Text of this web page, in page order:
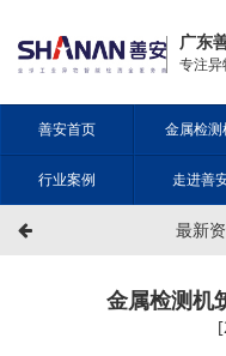
广东
专注
善安首页 金属检测
行业案例 走进善
最新
金属检测机